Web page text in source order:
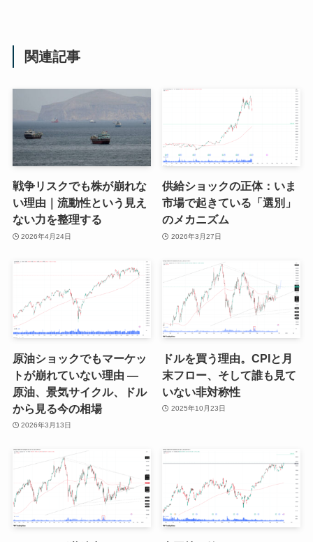
関連記事
戦争リスクでも株が崩れな
い理由｜流動性という見え
ない力を整理する
2026年4月24日
供給ショックの正体：いま
市場で起きている「選別」
のメカニズム
2026年3月27日
原油ショックでもマーケッ
トが崩れていない理由 ―
原油、景気サイクル、ドル
から見る今の相場
2026年3月13日
ドルを買う理由。CPIと月
末フロー、そして誰も見て
いない非対称性
2025年10月23日